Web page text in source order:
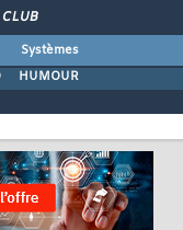
CLUB
Systèmes
HUMOUR